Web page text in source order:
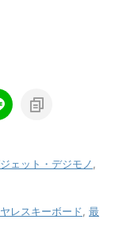
ェット・デジモノ
レスキーボード 最